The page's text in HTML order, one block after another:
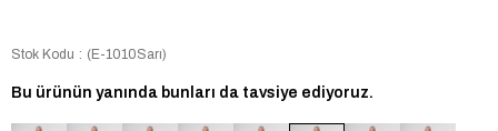
Stok Kodu (E-1010Sarı)
Bu ürünün yanında bunları da tavsiye ediyoruz.